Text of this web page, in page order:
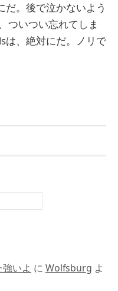
だ。後で泣かないよう
ついつい忘れてしま
は、絶対にだ。ノリで
いよ に Wolfsburg よ